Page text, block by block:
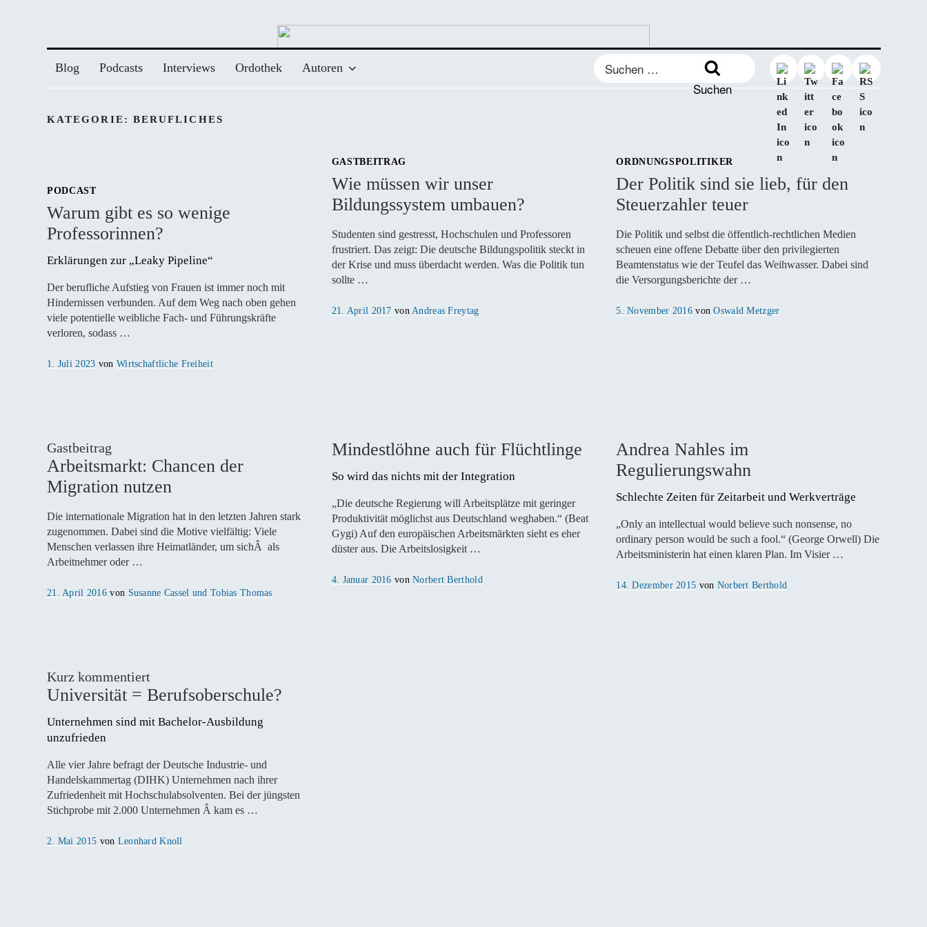
Blog Podcasts Interviews Ordothek Autoren
Suchen
nach:
Suchen
KATEGORIE: BERUFLICHES
PODCAST
Warum gibt es so wenige
Professorinnen?
Erklärungen zur „Leaky Pipeline“
Der berufliche Aufstieg von Frauen ist immer noch mit
Hindernissen verbunden. Auf dem Weg nach oben gehen
viele potentielle weibliche Fach- und Führungskräfte
verloren, sodass …
Veröffentlicht
1. Juli 2023 von Wirtschaftliche Freiheit
GASTBEITRAG
Wie müssen wir unser
Bildungssystem umbauen?
Studenten sind gestresst, Hochschulen und Professoren
frustriert. Das zeigt: Die deutsche Bildungspolitik steckt in
der Krise und muss überdacht werden. Was die Politik tun
sollte …
Veröffentlicht
21. April 2017 von Andreas Freytag
ORDNUNGSPOLITIKER
Der Politik sind sie lieb, für den
Steuerzahler teuer
Die Politik und selbst die öffentlich-rechtlichen Medien
scheuen eine offene Debatte über den privilegierten
Beamtenstatus wie der Teufel das Weihwasser. Dabei sind
die Versorgungsberichte der …
Veröffentlicht
5. November 2016 vonOswald Metzger
Gastbeitrag
Arbeitsmarkt: Chancen der
Migration nutzen
Die internationale Migration hat in den letzten Jahren stark
zugenommen. Dabei sind die Motive vielfältig: Viele
Menschen verlassen ihre Heimatländer, um sichÂ als
Arbeitnehmer oder …
Veröffentlicht
21. April 2016 von Susanne Cassel und Tobias Thomas
Mindestlöhne auch für Flüchtlinge
So wird das nichts mit der Integration
„Die deutsche Regierung will Arbeitsplätze mit geringer
Produktivität möglichst aus Deutschland weghaben.“ (Beat
Gygi) Auf den europäischen Arbeitsmärkten sieht es eher
düster aus. Die Arbeitslosigkeit …
Veröffentlicht
4. Januar 2016 vonNorbert Berthold
Andrea Nahles im
Regulierungswahn
Schlechte Zeiten für Zeitarbeit und Werkverträge
„Only an intellectual would believe such nonsense, no
ordinary person would be such a fool.“ (George Orwell) Die
Arbeitsministerin hat einen klaren Plan. Im Visier …
Veröffentlicht
14. Dezember 2015 von Norbert Berthold
Kurz kommentiert
Universität = Berufsoberschule?
Unternehmen sind mit Bachelor-Ausbildung
unzufrieden
Alle vier Jahre befragt der Deutsche Industrie- und
Handelskammertag (DIHK) Unternehmen nach ihrer
Zufriedenheit mit Hochschulabsolventen. Bei der jüngsten
Stichprobe mit 2.000 Unternehmen Â kam es …
Veröffentlicht
2. Mai 2015 von Leonhard Knoll